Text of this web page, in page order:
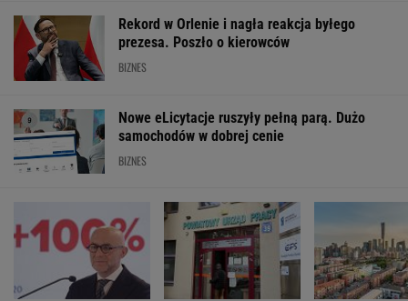
Rekord w Orlenie i nagła reakcja byłego
prezesa. Poszło o kierowców
BIZNES
Nowe eLicytacje ruszyły pełną parą. Dużo
samochodów w dobrej cenie
BIZNES